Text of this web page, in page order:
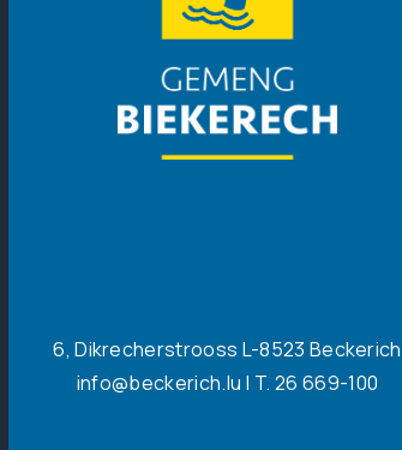
6, Dikrecherstrooss L-8523 Beckerich
info@beckerich.lu | T. 26 669-100